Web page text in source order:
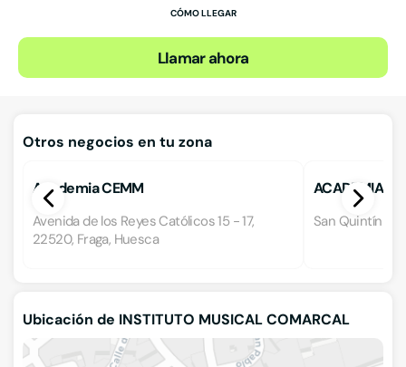
CÓMO LLEGAR
Llamar ahora
Otros negocios en tu zona
Academia CEMM
Avenida de los Reyes Católicos 15 - 17,
22520, Fraga, Huesca
ACADEMIA
San Quintín 29,
Ubicación de INSTITUTO MUSICAL COMARCAL